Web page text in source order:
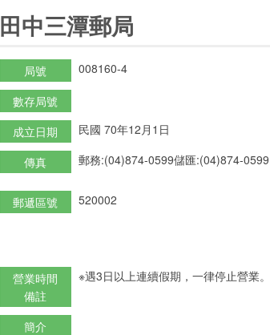
田中三潭郵局
局號 008160-4
數存局號
成立日期 民國 70年12月1日
傳真 郵務:(04)874-0599儲匯:(04)874-0599
郵遞區號 520002
營業時間
備註
※遇3日以上連續假期，一律停止營業。
簡介